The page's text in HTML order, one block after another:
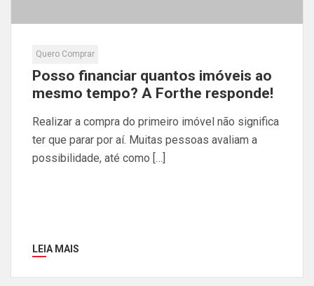
Quero Comprar
Posso financiar quantos imóveis ao
mesmo tempo? A Forthe responde!
Realizar a compra do primeiro imóvel não significa
ter que parar por aí. Muitas pessoas avaliam a
possibilidade, até como […]
LEIA MAIS